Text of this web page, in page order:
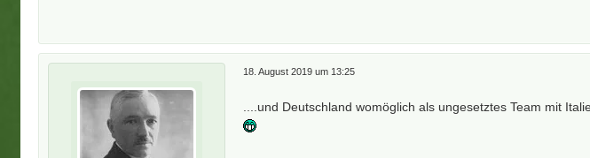
18. August 2019 um 13:25
....und Deutschland womöglich als ungesetztes Team mit